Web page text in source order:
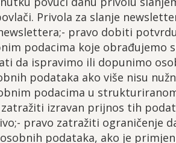
Privola za slanje
pravo dobiti
podacima koje obrađujemo
da ispravimo ili dopunimo
podataka ako više nisu
podacima u
izravan prijnos tih
pravo zatražiti ograničenje
podataka, ako je